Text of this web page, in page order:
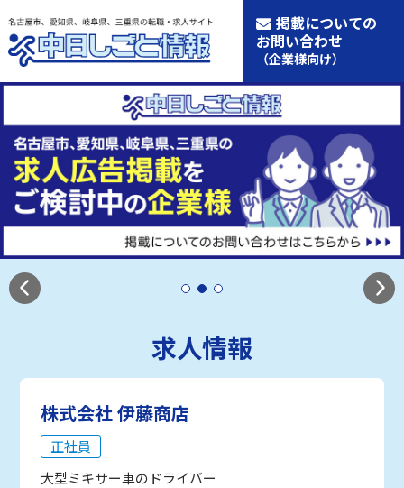
掲載についての
お問い合わせ
（企業様向け）
求人情報
株式会社 伊藤商店
正社員
大型ミキサー車のドライバー